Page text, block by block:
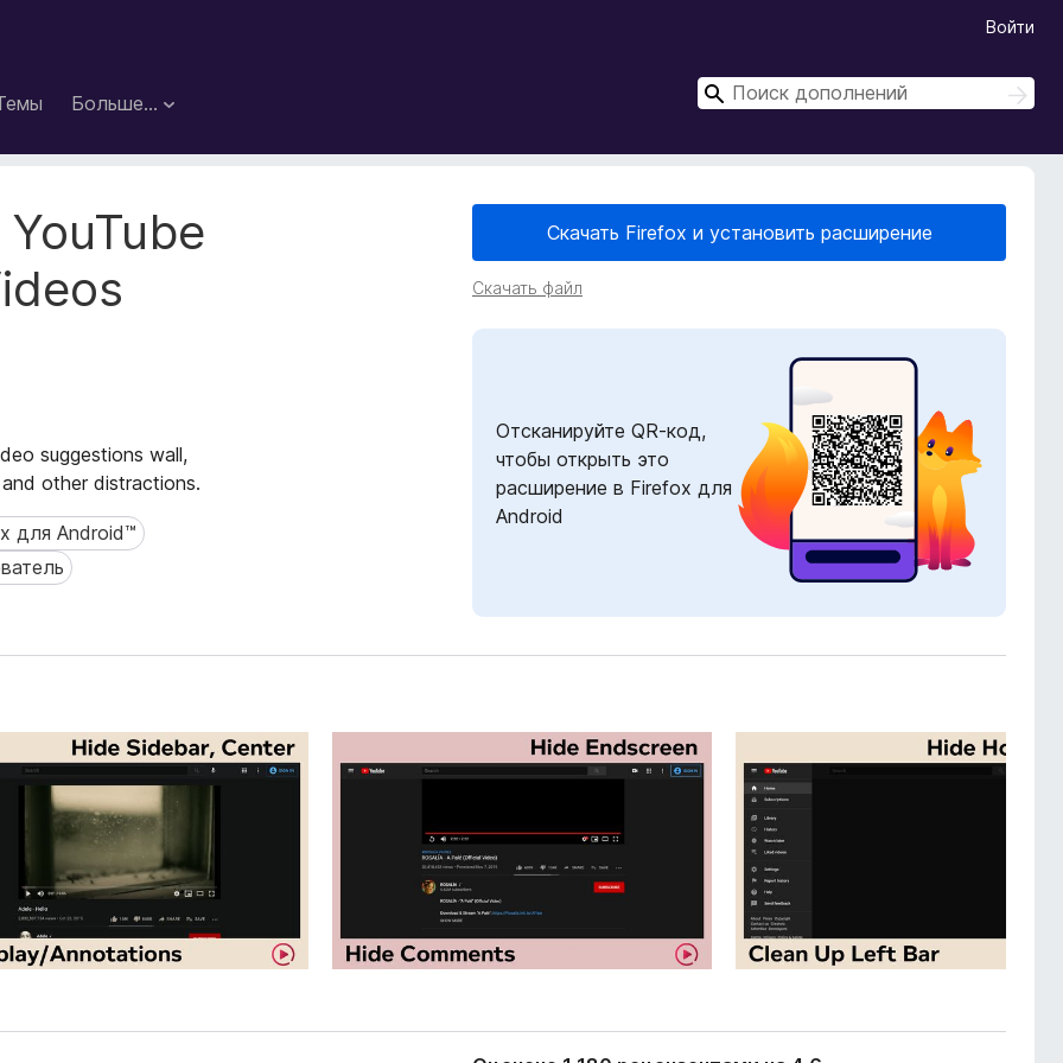
Больше…
Войти
П
к
П
о
с
suggestions wall,
other distractions.
Android™
для Android™
Скачать Firefox и установить расширение
Скачать файл
Отсканируйте QR-код,
чтобы открыть это
расширение в Firefox для
Android